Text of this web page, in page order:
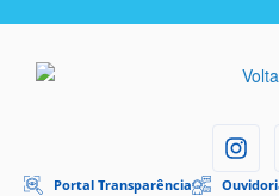
Portal Transparência